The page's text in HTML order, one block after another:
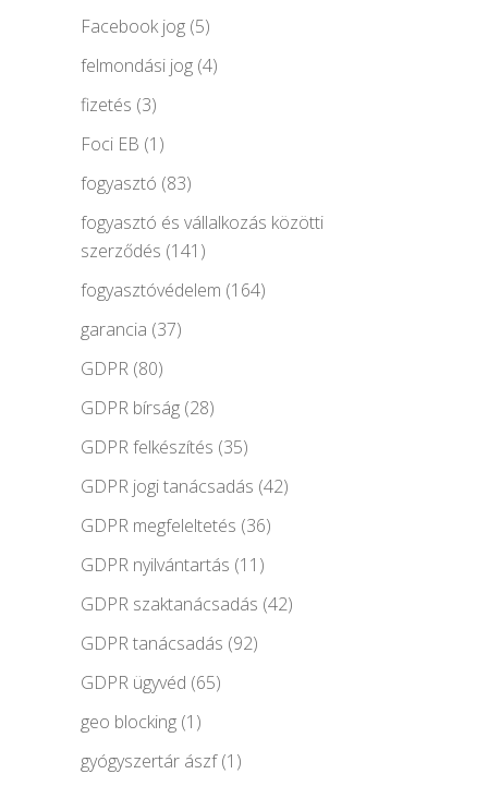
Facebook jog (5)
felmondási jog (4)
fizetés (3)
Foci EB (1)
fogyasztó (83)
fogyasztó és vállalkozás közötti
szerződés (141)
fogyasztóvédelem (164)
garancia (37)
GDPR (80)
GDPR bírság (28)
GDPR felkészítés (35)
GDPR jogi tanácsadás (42)
GDPR megfeleltetés (36)
GDPR nyilvántartás (11)
GDPR szaktanácsadás (42)
GDPR tanácsadás (92)
GDPR ügyvéd (65)
geo blocking (1)
gyógyszertár ászf(1)